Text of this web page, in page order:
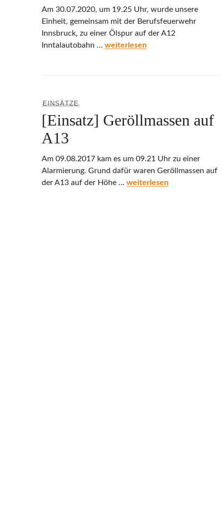
Am 30.07.2020, um 19.25 Uhr, wurde unsere
Einheit, gemeinsam mit der Berufsfeuerwehr
Innsbruck, zu einer Ölspur auf der A12
Inntalautobahn … Ölspur auf A12
weiterlesen
EINSÄTZE
[Einsatz] Geröllmassen auf
A13
Am 09.08.2017 kam es um 09.21 Uhr zu einer
Alarmierung. Grund dafür waren Geröllmassen auf
der A13 auf der Höhe … [Einsatz] Geröllmassen auf
weiterlesen